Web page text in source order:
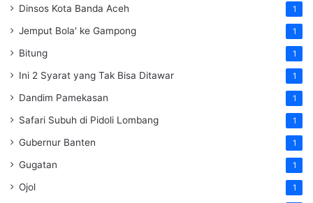
Dinsos Kota Banda Aceh 1
Jemput Bola' ke Gampong 1
Bitung 1
Ini 2 Syarat yang Tak Bisa Ditawar 1
Dandim Pamekasan 1
Safari Subuh di Pidoli Lombang 1
Gubernur Banten 1
Gugatan 1
Ojol 1